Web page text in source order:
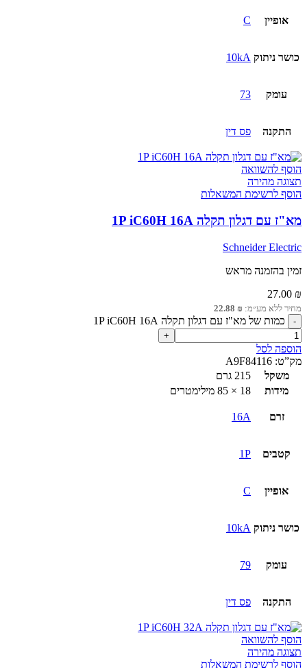
אופיין C
כושר ניתוק 10kA
עומק 73
התקנה פס דין
הוסף להשוואה
תצוגה מהירה
הוסף לרשימת המשאלות
מא"ז עם דגלון תקלה 1P iC60H 16A
Schneider Electric
זמין בהזמנה מראש
27.00 ₪
מחיר ללא מע״מ: 22.88 ₪
כמות של מא"ז עם דגלון תקלה 1P iC60H 16A
הוספה לסל
מק”ט: A9F84116
משקל
215 גרם
מידות
18 × 85 מילימטרים
זרם 16A
קטבים 1P
אופיין C
כושר ניתוק 10kA
עומק 79
התקנה פס דין
הוסף להשוואה
תצוגה מהירה
הוסף לרשימת המשאלות